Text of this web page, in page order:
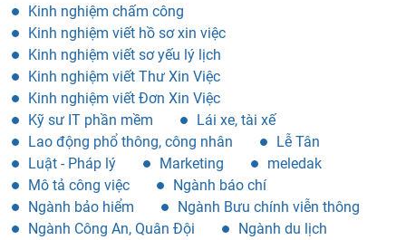
Kinh nghiệm chấm công
Kinh nghiệm viết hồ sơ xin việc
Kinh nghiệm viết sơ yếu lý lịch
Kinh nghiệm viết Thư Xin Việc
Kinh nghiệm viết Đơn Xin Việc
Kỹ sư IT phần mềm
Lái xe, tài xế
Lao động phổ thông, công nhân
Lễ Tân
Luật - Pháp lý
Marketing
meledak
Mô tả công việc
Ngành báo chí
Ngành bảo hiểm
Ngành Bưu chính viễn thông
Ngành Công An, Quân Đội
Ngành du lịch